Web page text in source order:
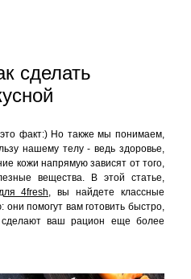
сделать
факт:) Но также мы понимаем,
нашему телу - ведь здоровье,
кожи напрямую зависят от того,
вещества. В этой статье,
4fresh, вы найдете классные
помогут вам готовить быстро,
сделают ваш рацион еще более